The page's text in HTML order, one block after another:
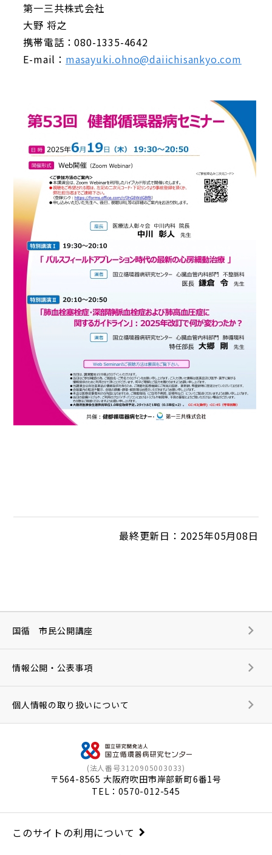
第一三共株式会社
大野 将之
携帯電話：080-1335-4642
E-mail： masayuki.ohno@daiichisankyo.com
最終更新日：2025年05月08日
(法人番号3120905003033)
〒564-8565 大阪府吹田市岸部新町6番1号
TEL：0570-012-545
国循 市民公開講座
情報公開・公表事項
個人情報の取り扱いについて
このサイトの利用について